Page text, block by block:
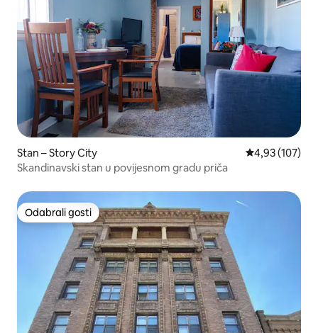
Stan – Story City Prosječna
4,93 (107)
Skandinavski stan u povijesnom gradu priča
Odabrali gosti
Odabrali gosti